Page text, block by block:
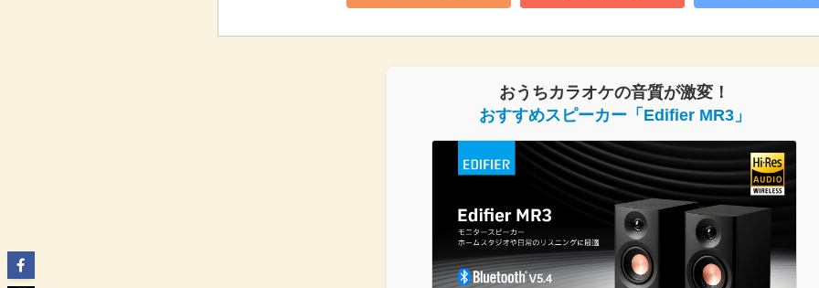
おうちカラオケの音質が激変！
おすすめスピーカー「Edifier MR3」